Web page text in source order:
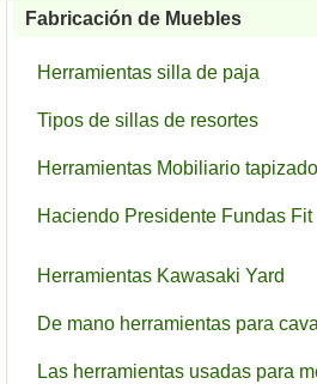
Fabricación de Muebles
Herramientas silla de paja
Tipos de sillas de resortes
Herramientas Mobiliario tapizado
Haciendo Presidente Fundas Fit
Herramientas Kawasaki Yard
De mano herramientas para
Las herramientas usadas para